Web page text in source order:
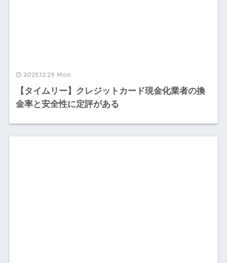
2025.12.29 Mon
【タイムリー】クレジットカード現金化業者の換
金率と安全性に定評がある